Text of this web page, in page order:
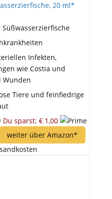
20 ml*
Infekten,
wie Costia und
Wunden
Tiere und feinfiedrige
Du sparst: € 1,00
weiter über Amazon*